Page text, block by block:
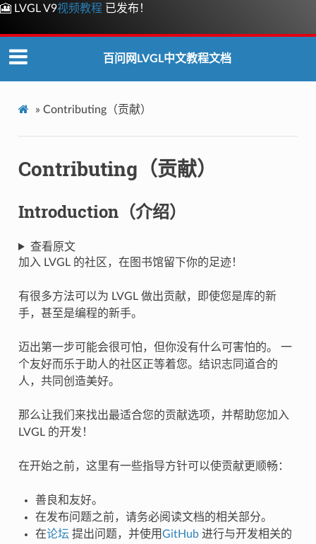
🎦 LVGL V9视频教程 已发布！
百问网LVGL中文教程文档
» Contributing（贡献）
Contributing（贡献）
Introduction（介绍）
查看原文
加入 LVGL 的社区，在图书馆留下你的足迹！
有很多方法可以为 LVGL 做出贡献，即使您是库的新
手，甚至是编程的新手。
迈出第一步可能会很可怕，但你没有什么可害怕的。 一
个友好而乐于助人的社区正等着您。结识志同道合的
人，共同创造美好。
那么让我们来找出最适合您的贡献选项，并帮助您加入
LVGL 的开发！
在开始之前，这里有一些指导方针可以使贡献更顺畅：
善良和友好。
在发布问题之前，请务必阅读文档的相关部分。
在论坛提出问题，并使用GitHub进行与开发相关的